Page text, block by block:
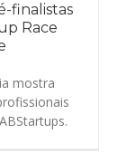
finalistas
Race
mostra